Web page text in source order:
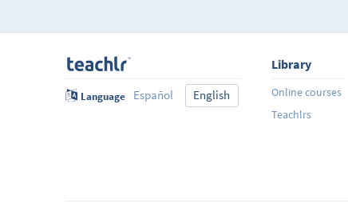
Language Español English
Library
Online courses
Teachlrs